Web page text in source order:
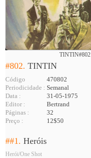
TINTIN#802
#802.TINTIN
Código
470802
Periodicidade : Semanal
Data :
31-05-1975
Editor :
Bertrand
Páginas :
32
Preço :
12$50
##1.Heróis
Herói/One Shot